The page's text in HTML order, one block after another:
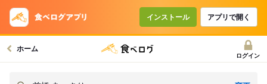
インストール アプリで開く
ホーム
ログイン